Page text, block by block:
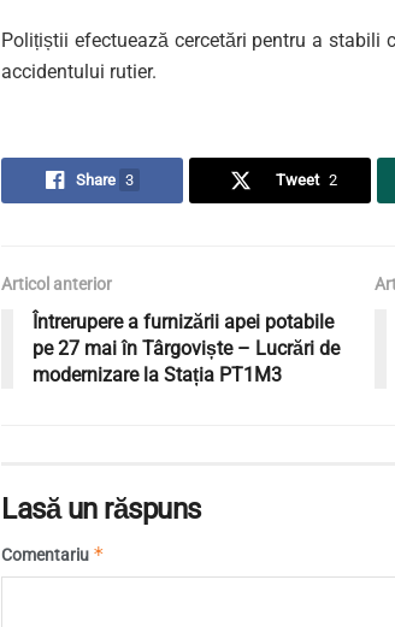
Polițiștii efectuează cercetări pentru a stabili
accidentului rutier.
Share 3 Tweet 2
Articol anterior
Întrerupere a furnizării apei potabile
pe 27 mai în Târgoviște – Lucrări de
modernizare la Stația PT1M3
Lasă un răspuns
Comentariu *